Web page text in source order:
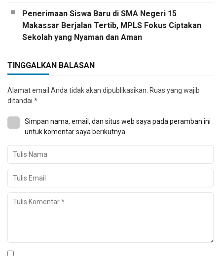
Penerimaan Siswa Baru di SMA Negeri 15
Makassar Berjalan Tertib, MPLS Fokus Ciptakan
Sekolah yang Nyaman dan Aman
TINGGALKAN BALASAN
Alamat email Anda tidak akan dipublikasikan. Ruas yang wajib
ditandai *
Simpan nama, email, dan situs web saya pada peramban ini
untuk komentar saya berikutnya.